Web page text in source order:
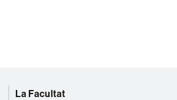
La Facultat